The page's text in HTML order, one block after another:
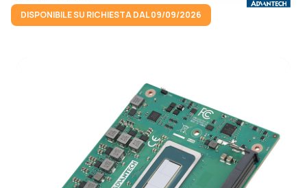
DISPONIBILE SU RICHIESTA DAL 09/09/2026